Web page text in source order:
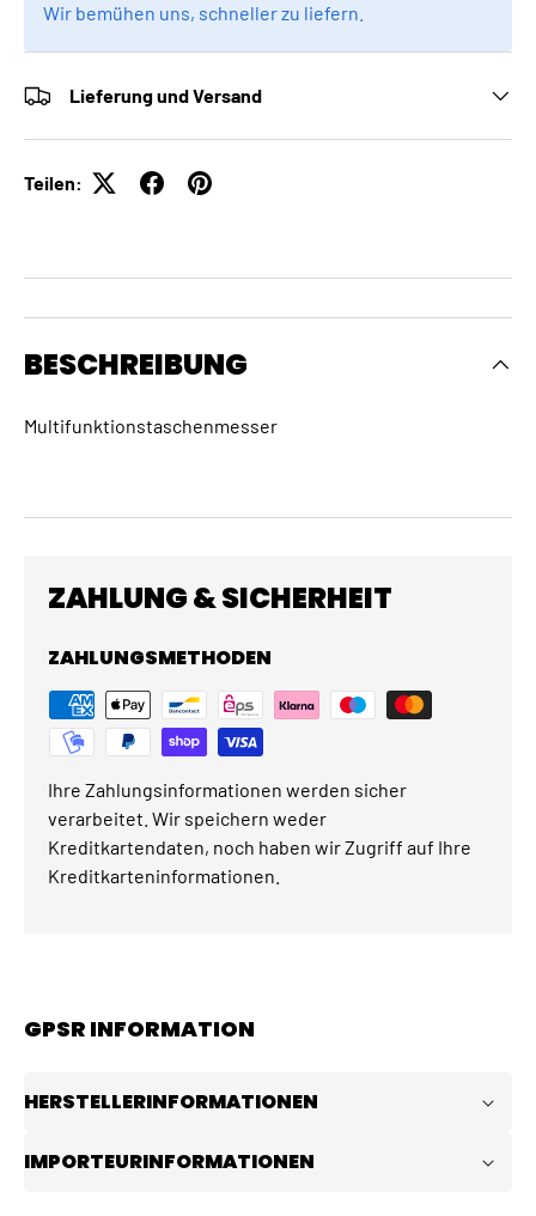
Wir bemühen uns, schneller zu liefern.
Lieferung und Versand
Teilen:
BESCHREIBUNG
Multifunktionstaschenmesser
ZAHLUNG & SICHERHEIT
ZAHLUNGSMETHODEN
Ihre Zahlungsinformationen werden sicher
verarbeitet. Wir speichern weder
Kreditkartendaten, noch haben wir Zugriff auf Ihre
Kreditkarteninformationen.
GPSR INFORMATION
HERSTELLERINFORMATIONEN
IMPORTEURINFORMATIONEN